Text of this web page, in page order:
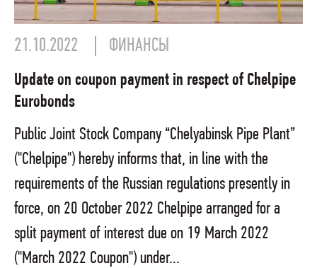
21.10.2022 ФИНАНСЫ
Update on coupon payment in respect of Chelpipe
Eurobonds
Public Joint Stock Company “Chelyabinsk Pipe Plant”
("Chelpipe") hereby informs that, in line with the
requirements of the Russian regulations presently in
force, on 20 October 2022 Chelpipe arranged for a
split payment of interest due on 19 March 2022
("March 2022 Coupon") under...